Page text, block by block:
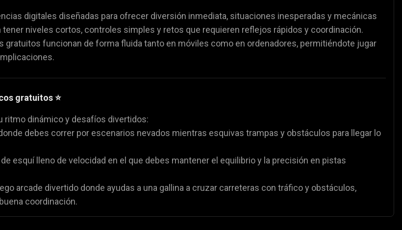
digitales diseñadas para ofrecer diversión inmediata, situaciones inesperadas y mecánicas
niveles cortos, controles simples y retos que requieren reflejos rápidos y coordinación.
gratuitos funcionan de forma fluida tanto en móviles como en ordenadores, permitiéndote jugar
gratuitos ⭐
ritmo dinámico y desafíos divertidos:
debes correr por escenarios nevados mientras esquivas trampas y obstáculos para llegar lo
de esquí lleno de velocidad en el que debes mantener el equilibrio y la precisión en pistas
arcade divertido donde ayudas a una gallina a cruzar carreteras con tráfico y obstáculos,
coordinación.